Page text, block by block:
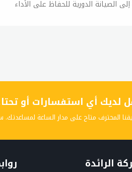
الصيانة الدورية للحفاظ على الأداء
على خدمات صيانة فنية. أولاً وقبل
يجب تنظيف الغسالة بشكلٍ دوري. يجب
الباب والجزء الداخلي من الغسالة بشكلٍ
باستخدام الماء والصابون اللطيف. كما يجب
الغسالة العالي. ويجب أيضًا التحقق من
والخراطيم الموصلة للماء بانتظام،
إذا كانت تشير إلى أي علامات على
لديك أي استفسارات أو
المحترف متاح على مدار الساعة
الرائدة